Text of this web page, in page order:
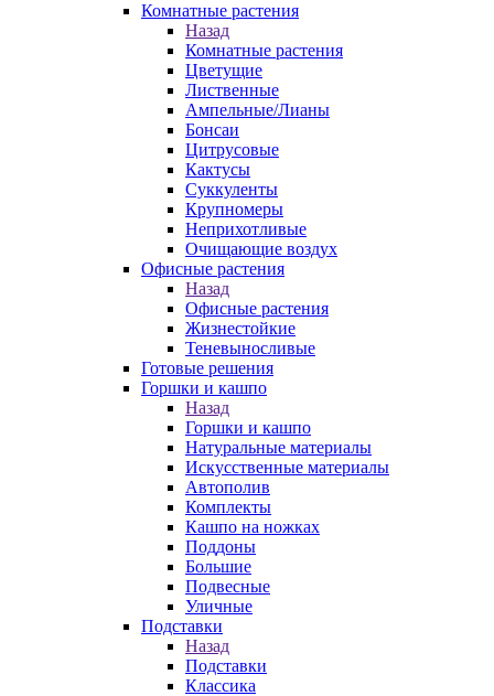
Комнатные растения
Назад
Комнатные растения
Цветущие
Лиственные
Ампельные/Лианы
Бонсаи
Цитрусовые
Кактусы
Суккуленты
Крупномеры
Неприхотливые
Очищающие воздух
Офисные растения
Назад
Офисные растения
Жизнестойкие
Теневыносливые
Готовые решения
Горшки и кашпо
Назад
Горшки и кашпо
Натуральные материалы
Искусственные материалы
Автополив
Комплекты
Кашпо на ножках
Поддоны
Большие
Подвесные
Уличные
Подставки
Назад
Подставки
Классика